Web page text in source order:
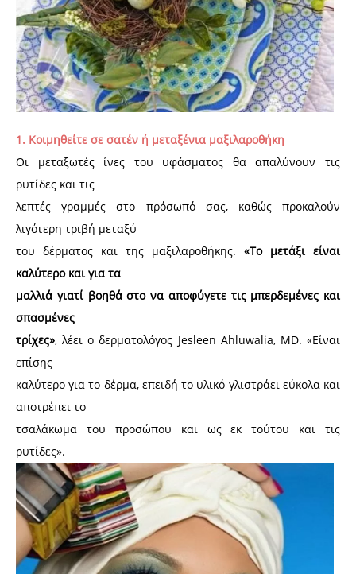
1. Κοιμηθείτε σε σατέν ή μεταξένια μαξιλαροθήκη
Οι μεταξωτές ίνες του υφάσματος θα απαλύνουν τις
ρυτίδες και τις
λεπτές γραμμές στο πρόσωπό σας, καθώς προκαλούν
λιγότερη τριβή μεταξύ
του δέρματος και της μαξιλαροθήκης. «Το μετάξι είναι
καλύτερο και για τα
μαλλιά γιατί βοηθά στο να αποφύγετε τις μπερδεμένες και
σπασμένες
τρίχες», λέει ο δερματολόγος Jesleen Ahluwalia, MD. «Είναι
επίσης
καλύτερο για το δέρμα, επειδή το υλικό γλιστράει εύκολα και
αποτρέπει το
τσαλάκωμα του προσώπου και ως εκ τούτου και τις
ρυτίδες».